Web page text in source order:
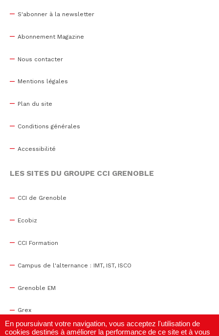
S'abonner à la newsletter
Abonnement Magazine
Nous contacter
Mentions légales
Plan du site
Conditions générales
Accessibilité
LES SITES DU GROUPE CCI GRENOBLE
CCI de Grenoble
Ecobiz
CCI Formation
Campus de l'alternance : IMT, IST, ISCO
Grenoble EM
Grex
WTC Grenoble
En poursuivant votre navigation, vous acceptez l'utilisation de
cookies destinés à améliorer la performance de ce site et à vous